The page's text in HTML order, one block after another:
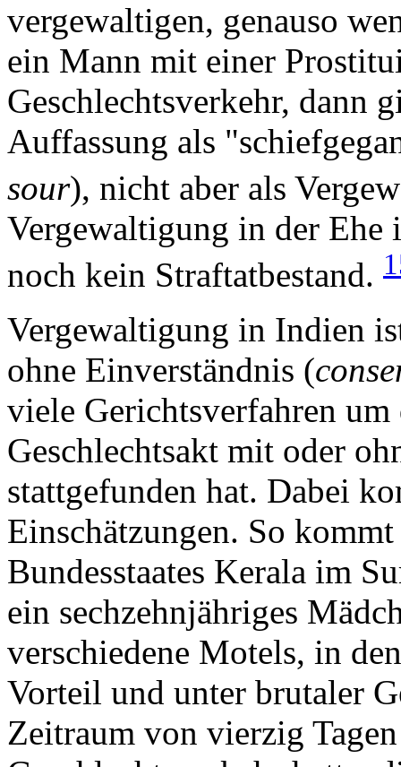
vergewaltigen, genauso
ein Mann mit einer
Geschlechtsverkehr, dann
Auffassung als
sour), nicht aber als
Vergewaltigung in der Ehe
noch kein Straftatbestand.
Vergewaltigung in Indien
ohne Einverständnis (
viele Gerichtsverfahren
Geschlechtsakt mit oder
stattgefunden hat. Dabei
Einschätzungen. So
Bundesstaates Kerala im
ein sechzehnjähriges
verschiedene Motels, in
Vorteil und unter brutaler
Zeitraum von vierzig